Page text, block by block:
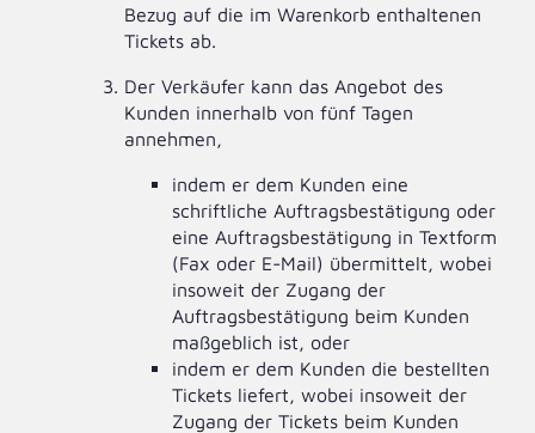
Bezug auf die im Warenkorb enthaltenen
Tickets ab.
Der Verkäufer kann das Angebot des
Kunden innerhalb von fünf Tagen
annehmen,
indem er dem Kunden eine
schriftliche Auftragsbestätigung oder
eine Auftragsbestätigung in Textform
(Fax oder E-Mail) übermittelt, wobei
insoweit der Zugang der
Auftragsbestätigung beim Kunden
maßgeblich ist, oder
indem er dem Kunden die bestellten
Tickets liefert, wobei insoweit der
Zugang der Tickets beim Kunden